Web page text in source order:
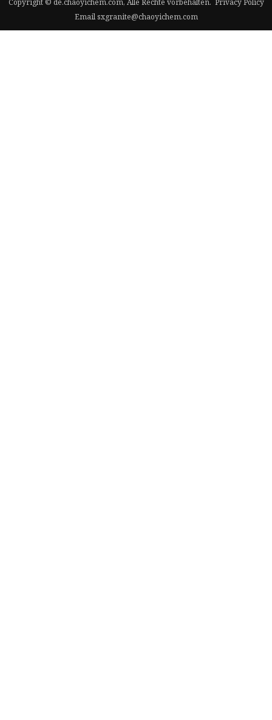
Copyright © de.chaoyichem.com, Alle Rechte vorbehalten. Privacy Policy
Email sxgranite@chaoyichem.com